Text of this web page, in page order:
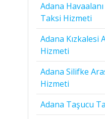
Adana
Taksi Hizmeti
Adana Kızkalesi
Hizmeti
Adana Silifke
Hizmeti
Adana Taşucu